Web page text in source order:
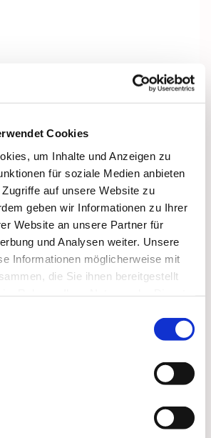
Cookies
um Inhalte und Anzeigen zu
für soziale Medien anbieten
auf unsere Website zu
geben wir Informationen zu Ihrer
Website an unsere Partner für
und Analysen weiter. Unsere
Informationen möglicherweise mit
die Sie ihnen bereitgestellt
Sie auch